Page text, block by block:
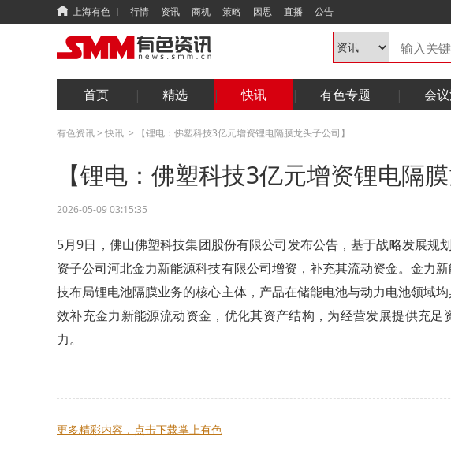
上海有色 行情 资讯 商机 策略 因思 直播 公告
首页 精选 快讯 有色专题 会
有色资讯> 快讯 > 【锂电：佛塑科技3亿元增资锂电隔膜龙头子公司】
【锂电：佛塑科技3亿元增资锂电隔膜
2026-05-09 03:15:35
5月9日，佛山佛塑科技集团股份有限公司发布公告，基于战略发展规
资子公司河北金力新能源科技有限公司增资，补充其流动资金。金力
技布局锂电池隔膜业务的核心主体，产品在储能电池与动力电池领域
效补充金力新能源流动资金，优化其资产结构，为经营发展提供充
力。
更多精彩内容，点击下载掌上有色